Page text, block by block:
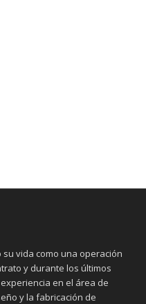
su vida como una operación
y durante los últimos
en el área de
y la fabricación de